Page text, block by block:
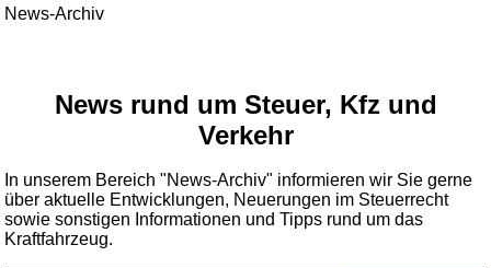
News-Archiv
News rund um Steuer, Kfz und
Verkehr
In unserem Bereich "News-Archiv" informieren wir Sie gerne
über aktuelle Entwicklungen, Neuerungen im Steuerrecht
sowie sonstigen Informationen und Tipps rund um das
Kraftfahrzeug.